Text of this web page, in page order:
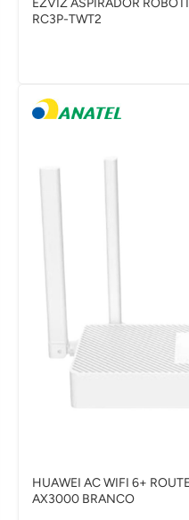
EZVIZ ASPIRADOR
RC3P-TWT2
HUAWEI AC WIFI 6+
AX3000 BRANCO